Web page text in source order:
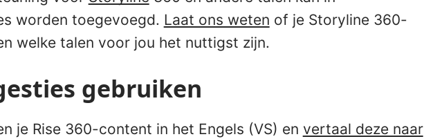
worden toegevoegd. Laat ons weten of je Storyline 360-
welke talen voor jou het nuttigst zijn.
gebruiken
je Rise 360-content in het Engels (VS) en vertaal deze naar